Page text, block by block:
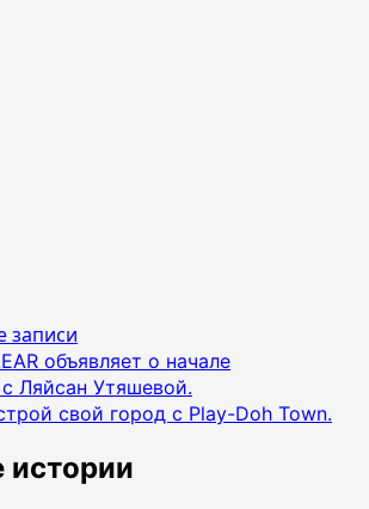
записи
объявляет о начале
Ляйсан Утяшевой.
свой город с Play-Doh Town.
истории